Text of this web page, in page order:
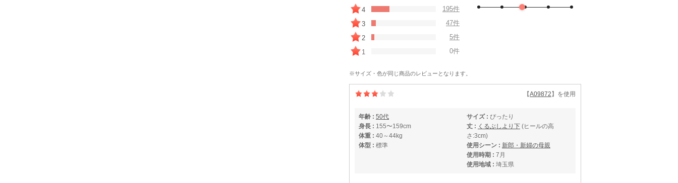
4
195件
3
47件
2
5件
1
0件
※サイズ・色が同じ商品のレビューとなります。
【A09872 】を使用
年齢 : 50代
身長 : 155〜159cm
体重 : 40～44kg
体型 : 標準
サイズ : ぴったり
丈 : くるぶしより下 (ヒールの高
さ:3cm)
使用シーン : 新郎・新婦の母親
使用時期 : 7月
使用地域 : 埼玉県